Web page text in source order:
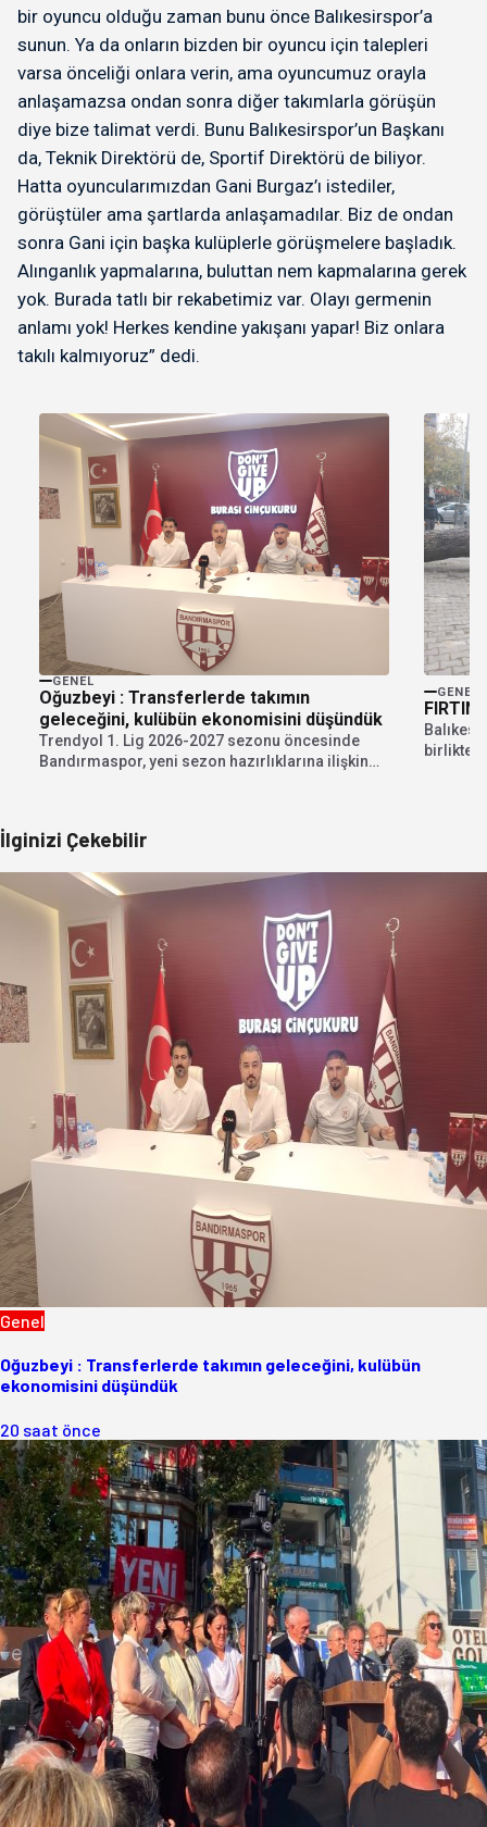
bir oyuncu olduğu zaman bunu önce Balıkesirspor’a
sunun. Ya da onların bizden bir oyuncu için talepleri
varsa önceliği onlara verin, ama oyuncumuz orayla
anlaşamazsa ondan sonra diğer takımlarla görüşün
diye bize talimat verdi. Bunu Balıkesirspor’un Başkanı
da, Teknik Direktörü de, Sportif Direktörü de biliyor.
Hatta oyuncularımızdan Gani Burgaz’ı istediler,
görüştüler ama şartlarda anlaşamadılar. Biz de ondan
sonra Gani için başka kulüplerle görüşmelere başladık.
Alınganlık yapmalarına, buluttan nem kapmalarına gerek
yok. Burada tatlı bir rekabetimiz var. Olayı germenin
anlamı yok! Herkes kendine yakışanı yapar! Biz onlara
takılı kalmıyoruz” dedi.
GENEL
Oğuzbeyi : Transferlerde takımın
geleceğini, kulübün ekonomisini düşündük
Trendyol 1. Lig 2026-2027 sezonu öncesinde
Bandırmaspor, yeni sezon hazırlıklarına ilişkin
GENEL
birlikte
İlginizi Çekebilir
Genel
Oğuzbeyi : Transferlerde takımın geleceğini, kulübün
ekonomisini düşündük
20 saat önce